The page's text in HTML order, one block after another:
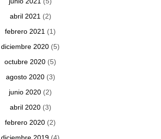
abril 2021 (2)
febrero 2021 (1)
diciembre 2020 (5)
octubre 2020 (5)
agosto 2020(3)
junio 2020 (2)
abril 2020(3)
febrero 2020 (2)